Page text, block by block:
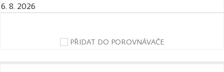
6. 8. 2026
PŘIDAT DO POROVNÁVAČE